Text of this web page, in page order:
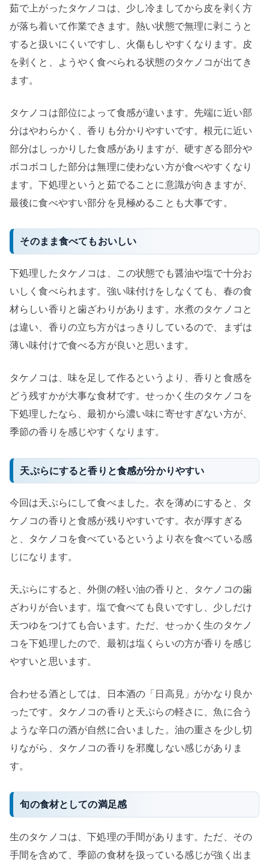
茹で上がったタケノコは、少し冷ましてから皮を剥く方
が落ち着いて作業できます。熱い状態で無理に剥こうと
すると扱いにくいですし、火傷もしやすくなります。皮
を剥くと、ようやく食べられる状態のタケノコが出てき
ます。
タケノコは部位によって食感が違います。先端に近い部
分はやわらかく、香りも分かりやすいです。根元に近い
部分はしっかりした食感がありますが、硬すぎる部分や
ボコボコした部分は無理に使わない方が食べやすくなり
ます。下処理というと茹でることに意識が向きますが、
最後に食べやすい部分を見極めることも大事です。
そのまま食べてもおいしい
下処理したタケノコは、この状態でも醤油や塩で十分お
いしく食べられます。強い味付けをしなくても、春の食
材らしい香りと歯ざわりがあります。水煮のタケノコと
は違い、香りの立ち方がはっきりしているので、まずは
薄い味付けで食べる方が良いと思います。
タケノコは、味を足して作るというより、香りと食感を
どう残すかが大事な食材です。せっかく生のタケノコを
下処理したなら、最初から濃い味に寄せすぎない方が、
季節の香りを感じやすくなります。
天ぷらにすると香りと食感が分かりやすい
今回は天ぷらにして食べました。衣を薄めにすると、タ
ケノコの香りと食感が残りやすいです。衣が厚すぎる
と、タケノコを食べているというより衣を食べている感
じになります。
天ぷらにすると、外側の軽い油の香りと、タケノコの歯
ざわりが合います。塩で食べても良いですし、少しだけ
天つゆをつけても合います。ただ、せっかく生のタケノ
コを下処理したので、最初は塩くらいの方が香りを感じ
やすいと思います。
合わせる酒としては、日本酒の「日高見」がかなり良か
ったです。タケノコの香りと天ぷらの軽さに、魚に合う
ような辛口の酒が自然に合いました。油の重さを少し切
りながら、タケノコの香りを邪魔しない感じがありま
す。
旬の食材としての満足感
生のタケノコは、下処理の手間があります。ただ、その
手間を含めて、季節の食材を扱っている感じが強く出ま